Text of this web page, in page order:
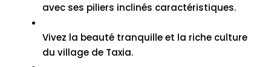
avec ses piliers inclinés caractéristiques.
Vivez la beauté tranquille et la riche culture
du village de Taxia.